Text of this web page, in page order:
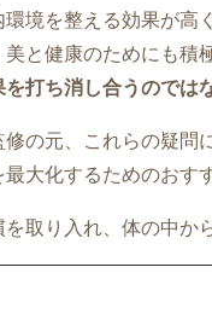
環境を整える効果が
と健康のためにも積
を打ち消し合うのでは
の元、これらの疑
大化するためのおす
取り入れ、体の中か